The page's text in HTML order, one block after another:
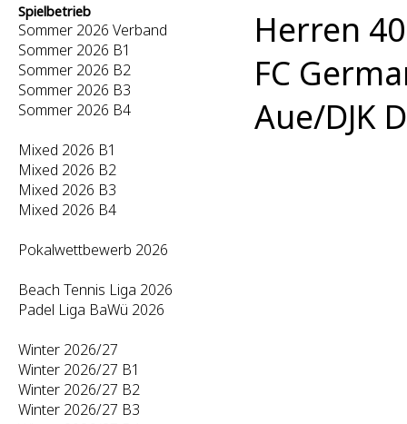
Spielbetrieb
Sommer 2026 Verband
Sommer 2026 B1
Sommer 2026 B2
Sommer 2026 B3
Sommer 2026 B4
Mixed 2026 B1
Mixed 2026 B2
Mixed 2026 B3
Mixed 2026 B4
Pokalwettbewerb 2026
Beach Tennis Liga 2026
Padel Liga BaWü 2026
Winter 2026/27
Winter 2026/27 B1
Winter 2026/27 B2
Winter 2026/27 B3
Herren
FC
Aue/DJK